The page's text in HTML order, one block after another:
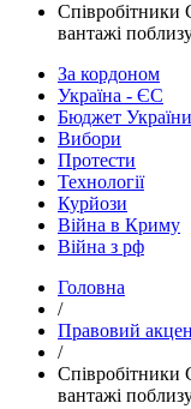
Співробітники
вантажі
За кордоном
Україна - ЄС
Бюджет України
Вибори
Протести
Технології
Курйози
Війна в Криму
Війна з рф
Головна
/
Правовий
/
Співробітники
вантажі